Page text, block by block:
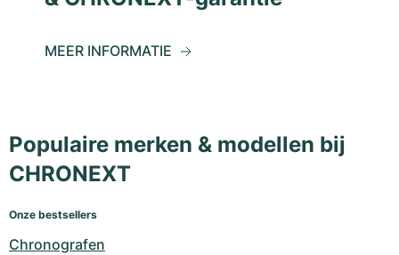
MEER INFORMATIE
Populaire merken & modellen bij
CHRONEXT
Onze bestsellers
Chronografen